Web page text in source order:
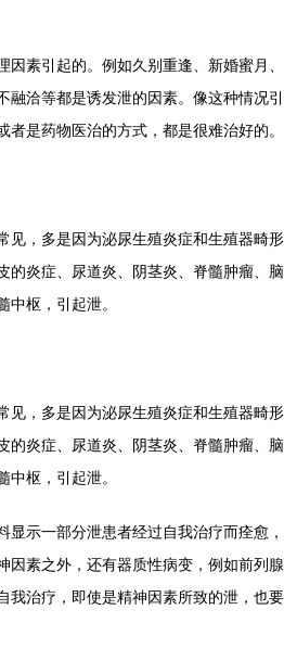
素引起的。例如久别重逢、新婚蜜月
融洽等都是诱发泄的因素。像这种情况
是药物医治的方式，都是很难治好的。
，多是因为泌尿生殖炎症和生殖器畸
的炎症、尿道炎、阴茎炎、脊髓肿瘤、
中枢，引起泄。
，多是因为泌尿生殖炎症和生殖器畸
的炎症、尿道炎、阴茎炎、脊髓肿瘤、
中枢，引起泄。
示一部分泄患者经过自我治疗而痊愈
因素之外，还有器质性病变，例如前列
我治疗，即使是精神因素所致的泄，也